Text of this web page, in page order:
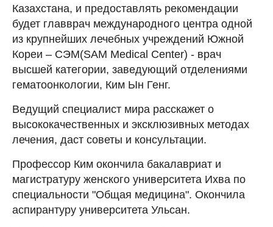
Казахстана, и предоставлять рекомендации
будет главврач международного центра одной
из крупнейших лечебных учреждений Южной
Кореи – СЭМ(SAM Medical Center) - врач
высшей категории, заведующий отделениями
гематоонкологии, Ким Ын Генг.
Ведущий специалист мира расскажет о
высококачественных и эксклюзивных методах
лечения, даст советы и консультации.
Профессор Ким окончила бакалавриат и
магистратуру женского университета Ихва по
специальности "Общая медицина". Окончила
аспирантуру университета Ульсан.